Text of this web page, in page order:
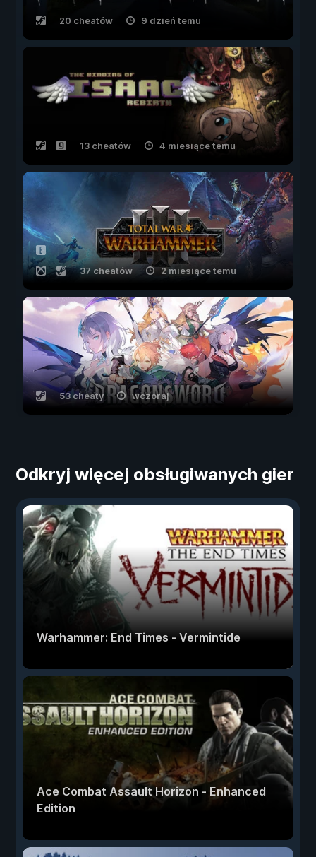
20 cheatów 9 dzień temu
13 cheatów 4 miesiące temu
37 cheatów 2 miesiące temu
53 cheaty wczoraj
Odkryj więcej obsługiwanych gier
Warhammer: End Times - Vermintide
Ace Combat Assault Horizon - Enhanced
Edition